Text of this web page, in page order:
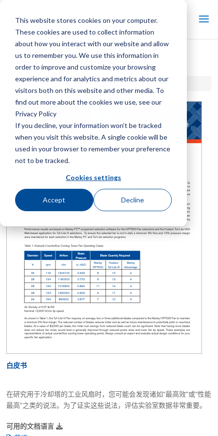
This website stores cookies on your computer.
These cookies are used to collect information
about how you interact with our website and allow
us to remember you. We use this information in
order to improve and customize your browsing
experience and for analytics and metrics about our
visitors both on this website and other media. To
find out more about the cookies we use, see our
Privacy Policy
If you decline, your information won’t be tracked
when you visit this website. A single cookie will be
used in your browser to remember your preference
not to be tracked.
Cookies settings
Accept Decline
风扇效率案例研究
首页 / 图书馆 /风扇效率案例研究
白皮书
在研究用于冷却塔的工业风扇时，您可能会发现诸如“最高效”或“性能
最高”之类的说法。为了证实这些说法，评估实验室数据非常重要。
可用的文档语言